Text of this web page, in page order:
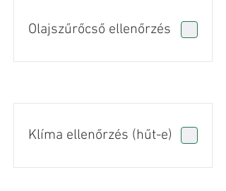
Olajszűrőcső ellenőrzés
Klíma ellenőrzés (hűt-e)